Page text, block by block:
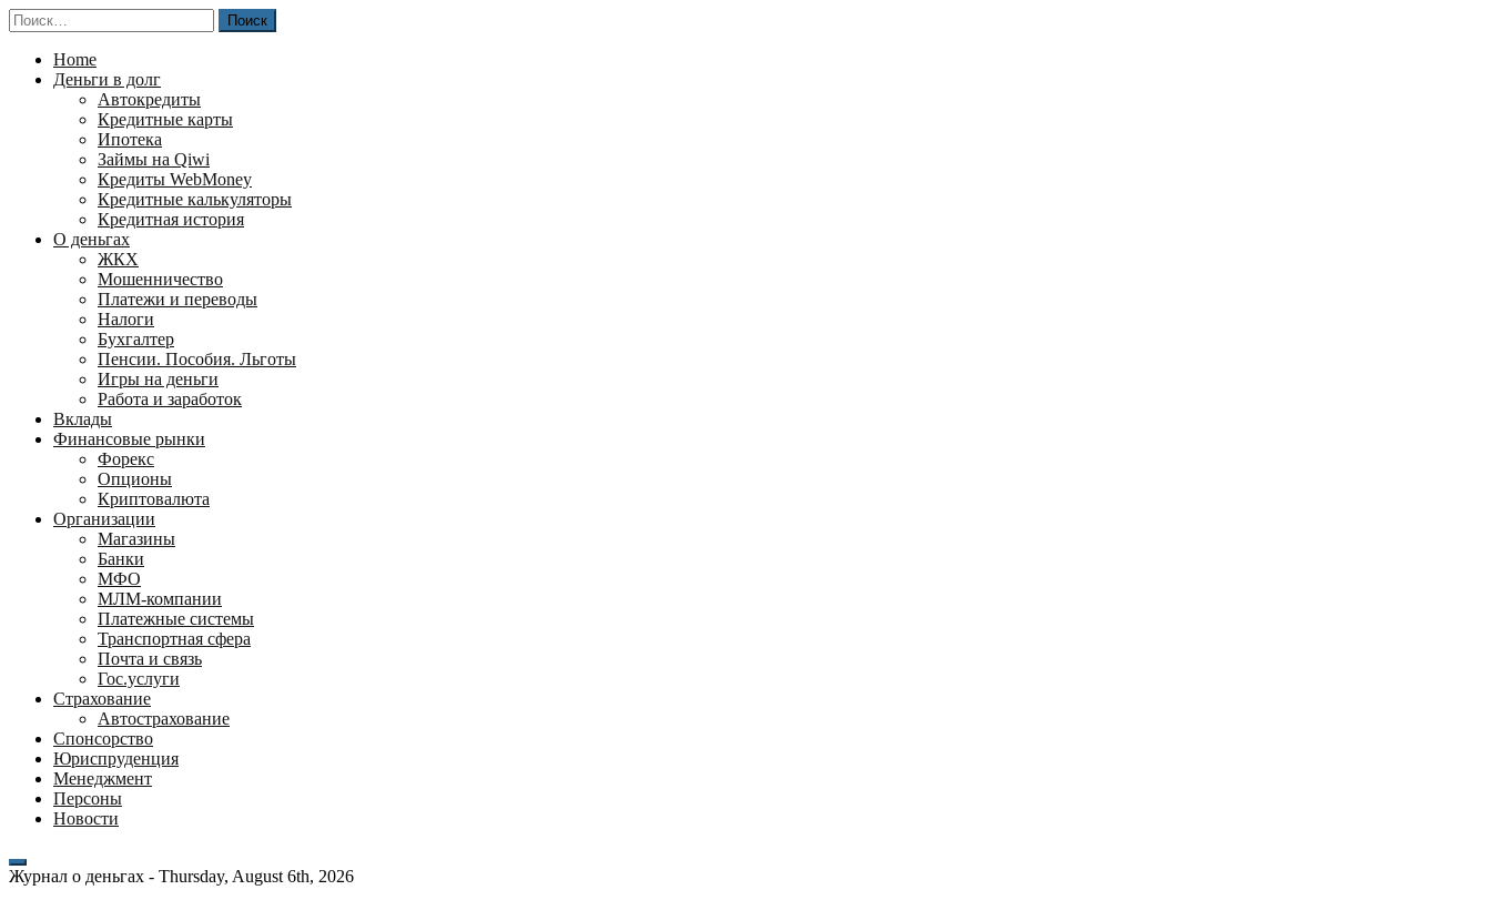
Перейти
к
содержимому
Найти:
Home
Деньги в долг
Автокредиты
Кредитные карты
Ипотека
Займы на Qiwi
Кредиты WebMoney
Кредитные калькуляторы
Кредитная история
О деньгах
ЖКХ
Мошенничество
Платежи и переводы
Налоги
Бухгалтер
Пенсии. Пособия. Льготы
Игры на деньги
Работа и заработок
Вклады
Финансовые рынки
Форекс
Опционы
Криптовалюта
Организации
Магазины
Банки
МФО
МЛМ-компании
Платежные системы
Транспортная сфера
Почта и связь
Гос.услуги
Страхование
Автострахование
Спонсорство
Юриспруденция
Менеджмент
Персоны
Новости
Журнал о деньгах - Thursday, August 6th, 2026